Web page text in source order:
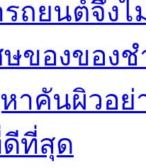
ถยนต์จึงไ
ของของ
าคันผิวอ
ที่สุด